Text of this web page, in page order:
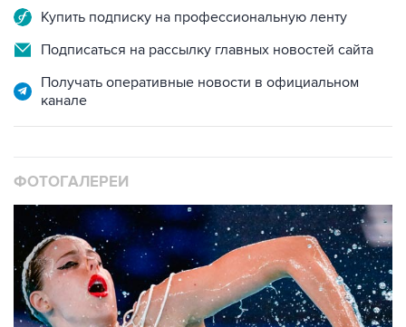
Купить подписку на профессиональную ленту
Подписаться на рассылку главных новостей сайта
Получать оперативные новости в официальном
канале
ФОТОГАЛЕРЕИ